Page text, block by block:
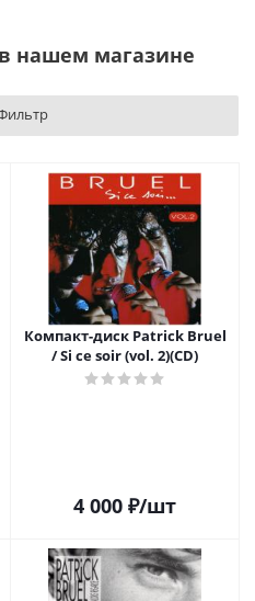
нашем магазине
Компакт-диск Patrick Bruel
/ Si ce soir (vol. 2)(CD)
4 000 ₽/шт